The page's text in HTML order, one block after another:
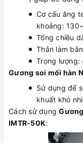
Cơ cấu ăng
khoảng:
Tổng chiều
Thân làm
Trọng lượng:
Gương soi mối hàn
Sử dụng để
khuất khó
Cách sử dụng
IMTR-50K: